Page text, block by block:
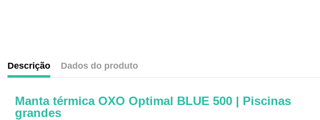
Descrição Dados do produto
Manta térmica OXO Optimal BLUE 500 | Piscinas
grandes